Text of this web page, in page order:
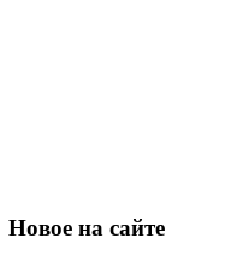
Новое на сайте